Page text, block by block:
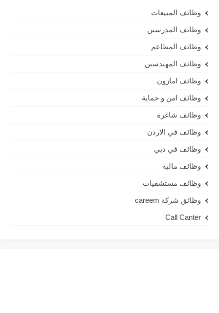
وظائف المبيعات
وظائف المدرسين
وظائف المطاعم
وظائف المهندسين
وظائف امازون
وظائف امن و حماية
وظائف شاغرة
وظائف في الاردن
وظائف في دبي
وظائف مالية
وظائف مستشفيات
وظائق شركة careem
Call Canter